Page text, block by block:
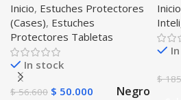
Inicio, Estuches Protectores
(Cases), Estuches
Protectores Tabletas
In stock
$56.600 $ 50.000 Negro
Inicio
$